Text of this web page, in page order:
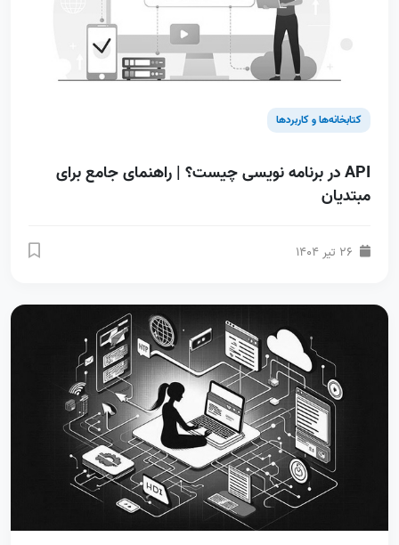
کتابخانه‌ها و کاربردها
API در برنامه نویسی چیست؟ | راهنمای جامع برای
مبتدیان